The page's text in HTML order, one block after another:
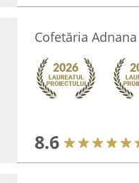
Cofetăria Adnana
8.6